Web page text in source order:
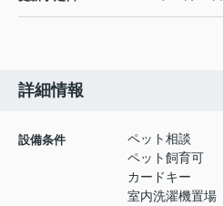
詳細情報
設備条件
ペット相談
ペット飼育可
カードキー
室内洗濯機置場